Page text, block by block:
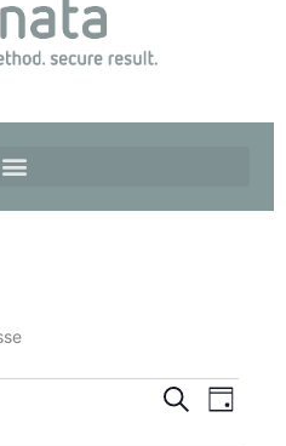
Veranstaltungen
Suche
Tag